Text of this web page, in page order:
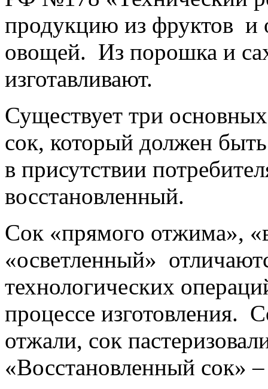
продукцию из фруктов и
овощей. Из порошка и
изготавливают.
Существует три
сок, который должен
в присутствии
восстановленный.
Сок «прямого отжима»,
«осветленный»
технологических
процессе изготовления.
отжали, сок
«Восстановленный сок»